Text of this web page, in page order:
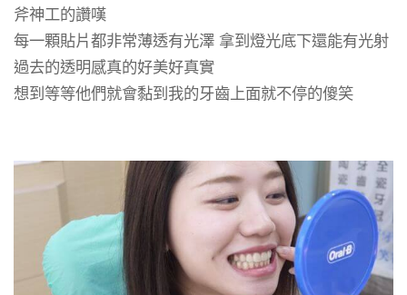
斧神工的讚嘆
每一顆貼片都非常薄透有光澤 拿到燈光底下還能有光射
過去的透明感真的好美好真實
想到等等他們就會黏到我的牙齒上面就不停的傻笑